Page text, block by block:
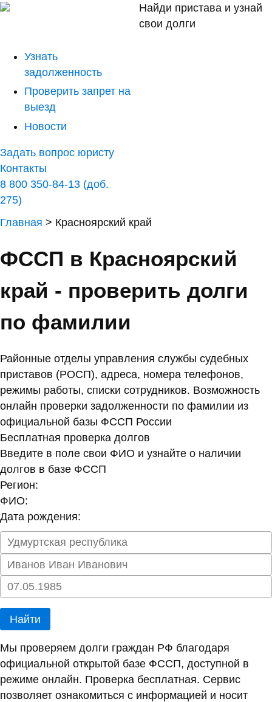
Найди пристава и узнай
свои долги
Узнать
задолженность
Проверить запрет на
выезд
Новости
Задать вопрос юристу
Контакты
8 800 350-84-13 (доб.
275)
Главная > Красноярский край
ФССП в Красноярский
край - проверить долги
по фамилии
Районные отделы управления службы судебных
приставов (РОСП), адреса, номера телефонов,
режимы работы, списки сотрудников. Возможность
онлайн проверки задолженности по фамилии из
официальной базы ФССП России
Бесплатная проверка долгов
Введите в поле свои ФИО и узнайте о наличии
долгов в базе ФССП
Регион:
ФИО:
Дата рождения:
Найти
Мы проверяем долги граждан РФ благодаря
официальной открытой базе ФССП, доступной в
режиме онлайн. Проверка бесплатная. Сервис
позволяет ознакомиться с информацией и носит